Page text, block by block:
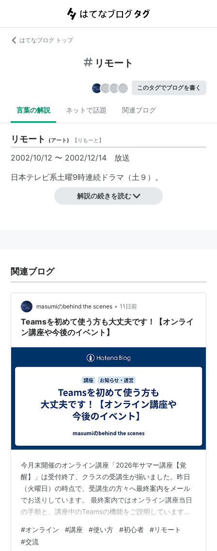
はてなブログ トップ
リモート
このタグでブログを書く
言葉の解説 ネットで話題 関連ブログ
リモート (アート) 【 りもーと 】
2002/10/12 〜 2002/12/14 放送
日本テレビ系土曜9時連続ドラマ（土９）。
孝二 玉木宏 植松真美
ゲスト EITA、蒼井優、酒井美紀、鶴見辰吾、小池栄
子、脇知弘、木内晶子、徳井優、梅宮アンナ、マイケル
富岡、村杉蝉之介、山崎一
解説の続きを読む
関連ブログ
masumiのbehind the scenes • 11日前
Teamsを初めて使う方も大丈夫です！【オンライ
ン講座や今後のイベント】
今月末開催のオンライン講座「2026年サマー講座【覚
醒】」は受付終了、クラスの受講生が揃いました。昨日
（火曜日）の時点で、受講生の方々へ最終案内をメール
でお送りしています。 最終案内ではオンライン講座当日
の手順と、講座中のTeamsの機能をご説明しています。
ので、この機会に、「初めての方も大丈夫ですよ」とい
うお話を記事でお伝えしておきますね！ シンプルな使用
#オンライン #講座 #使い方 #初心者 #リモート
#交流